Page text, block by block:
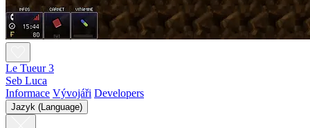
Le Tueur 3
Seb Luca
Informace Vývojáři Developers
Jazyk (Language)